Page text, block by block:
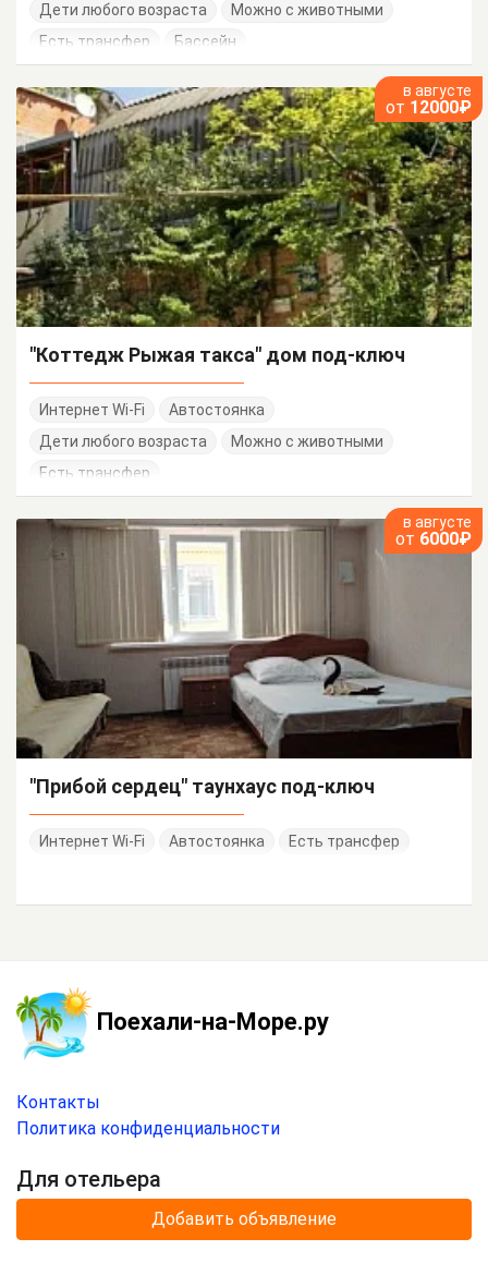
Дети любого возраста
Можно с животными
Есть трансфер
Бассейн
в августе
от 12000₽
"Коттедж Рыжая такса" дом под-ключ
Интернет Wi-Fi
Автостоянка
Дети любого возраста
Можно с животными
Есть трансфер
в августе
от 6000₽
"Прибой сердец" таунхаус под-ключ
Интернет Wi-Fi Автостоянка Есть трансфер
Поехали-на-Море.ру
Контакты
Политика конфиденциальности
Для отельера
Добавить объявление